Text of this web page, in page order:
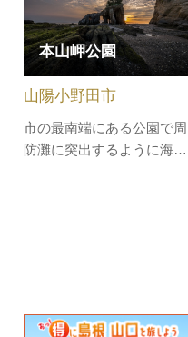
一面に広がる日本海は絶
景。九州や海に浮かぶ島々
を眺めて悠久の時にうっと
り…。日中の景色ももちろ
ん素敵ですが、夕暮れ時が
ベス…
本山岬公園
市の最南端にある公園で周
防灘に突出するように海に
がそびえ立ち、大自然の壮
山陽小野田市